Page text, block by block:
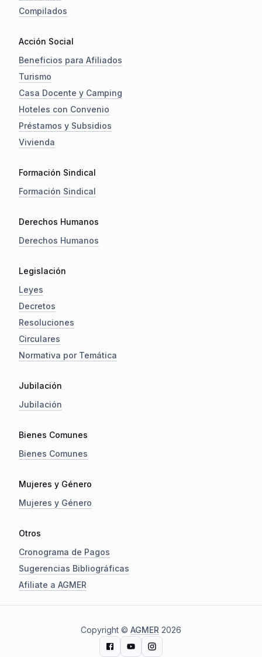
Compilados
Acción Social
Beneficios para Afiliados
Turismo
Casa Docente y Camping
Hoteles con Convenio
Préstamos y Subsidios
Vivienda
Formación Sindical
Formación Sindical
Derechos Humanos
Derechos Humanos
Legislación
Leyes
Decretos
Resoluciones
Circulares
Normativa por Temática
Jubilación
Jubilación
Bienes Comunes
Bienes Comunes
Mujeres y Género
Mujeres y Género
Otros
Cronograma de Pagos
Sugerencias Bibliográficas
Afiliate a AGMER
Copyright © AGMER 2026